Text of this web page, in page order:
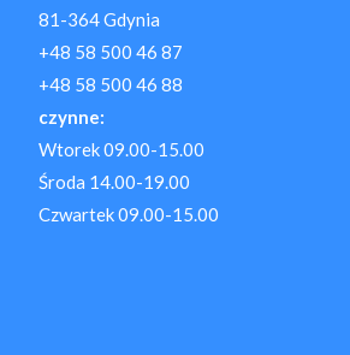
81-364 Gdynia
+48 58 500 46 87
+48 58 500 46 88
czynne:
Wtorek 09.00-15.00
Środa 14.00-19.00
Czwartek 09.00-15.00